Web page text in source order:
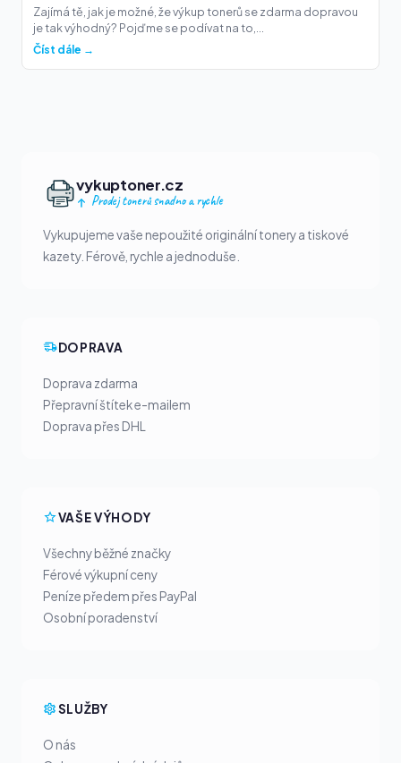
Zajímá tě, jak je možné, že výkup tonerů se zdarma dopravou
je tak výhodný? Pojďme se podívat na to,...
Číst dále →
vykuptoner.cz
Prodej tonerů snadno a rychle
Vykupujeme vaše nepoužité originální tonery a tiskové
kazety. Férově, rychle a jednoduše.
DOPRAVA
Doprava zdarma
Přepravní štítek e-mailem
Doprava přes DHL
VAŠE VÝHODY
Všechny běžné značky
Férové výkupní ceny
Peníze předem přes PayPal
Osobní poradenství
SLUŽBY
O nás